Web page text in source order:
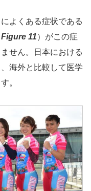
よくある症状である
Figure 11）がこの症
せん。日本における
海外と比較して医学
。